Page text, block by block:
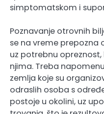
simptomatskom i
Poznavanje otrovnih
se na vreme prepozna
uz potrebnu
njima. Treba
zemlja koje su
odraslih osoba s
postoje u okolini, uz